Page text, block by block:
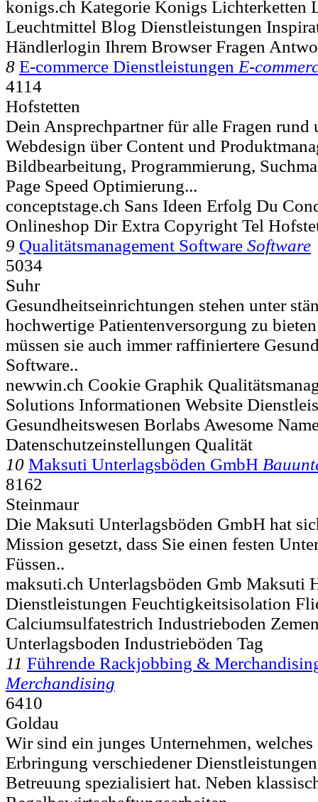
konigs.ch Kategorie Konigs Lichterketten
Leuchtmittel Blog Dienstleistungen
Händlerlogin Ihrem Browser Fragen
8 E-commerce Dienstleistungen E-
4114
Hofstetten
Dein Ansprechpartner für alle Fragen rund
Webdesign über Content und
Bildbearbeitung, Programmierung,
Page Speed Optimierung...
conceptstage.ch Sans Ideen Erfolg Du
Onlineshop Dir Extra Copyright Tel
9 Qualitätsmanagement Software Software
5034
Suhr
Gesundheitseinrichtungen stehen unter
hochwertige Patientenversorgung zu
müssen sie auch immer raffiniertere
Software..
newwin.ch Cookie Graphik
Solutions Informationen Website
Gesundheitswesen Borlabs Awesome
Datenschutzeinstellungen Qualität
10 Maksuti Unterlagsböden GmbH
8162
Steinmaur
Die Maksuti Unterlagsböden GmbH hat
Mission gesetzt, dass Sie einen festen
Füssen..
maksuti.ch Unterlagsböden Gmb Maksuti
Dienstleistungen Feuchtigkeitsisolation
Calciumsulfatestrich Industrieboden
Unterlagsboden Industrieböden Tag
11 Führende Rackjobbing &
Merchandising
6410
Goldau
Wir sind ein junges Unternehmen,
Erbringung verschiedener
Betreuung spezialisiert hat. Neben